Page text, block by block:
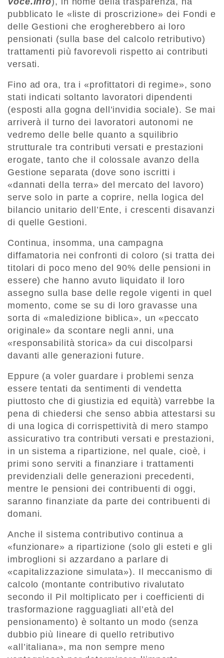
pubblicato le «liste di proscrizione» dei Fondi e
delle Gestioni che erogherebbero ai loro
pensionati (sulla base del calcolo retributivo)
trattamenti più favorevoli rispetto ai contributi
versati.
Fino ad ora, tra i «profittatori di regime», sono
stati indicati soltanto lavoratori dipendenti
(esposti alla gogna dell’invidia sociale). Se mai
arriverà il turno dei lavoratori autonomi ne
vedremo delle belle quanto a squilibrio
strutturale tra contributi versati e prestazioni
erogate, tanto che il colossale avanzo della
Gestione separata (dove sono iscritti i
«dannati della terra» del mercato del lavoro)
serve solo in parte a coprire, nella logica del
bilancio unitario dell’Ente, i crescenti disavanzi
di quelle Gestioni.
Continua, insomma, una campagna
diffamatoria nei confronti di coloro (si tratta dei
titolari di poco meno del 90% delle pensioni in
essere) che hanno avuto liquidato il loro
assegno sulla base delle regole vigenti in quel
momento, come se su di loro gravasse una
sorta di «maledizione biblica», un «peccato
originale» da scontare negli anni, una
«responsabilità storica» da cui discolparsi
davanti alle generazioni future.
Eppure (a voler guardare i problemi senza
essere tentati da sentimenti di vendetta
piuttosto che di giustizia ed equità) varrebbe la
pena di chiedersi che senso abbia attestarsi su
di una logica di corrispettività di mero stampo
assicurativo tra contributi versati e prestazioni,
in un sistema a ripartizione, nel quale, cioè, i
primi sono serviti a finanziare i trattamenti
previdenziali delle generazioni precedenti,
mentre le pensioni dei contribuenti di oggi,
saranno finanziate da parte dei contribuenti di
domani.
Anche il sistema contributivo continua a
«funzionare» a ripartizione (solo gli esteti e gli
imbroglioni si azzardano a parlare di
«capitalizzazione simulata»). Il meccanismo di
calcolo (montante contributivo rivalutato
secondo il Pil moltiplicato per i coefficienti di
trasformazione ragguagliati all’età del
pensionamento) è soltanto un modo (senza
dubbio più lineare di quello retributivo
«all’italiana», ma non sempre meno